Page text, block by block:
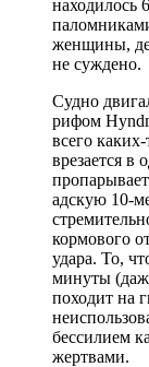
находилось
женщины,
не суждено.
Судно
рифом
всего
врезается в
адскую 10-
кормового
удара. То,
минуты
походит на
бессилием
жертвами.